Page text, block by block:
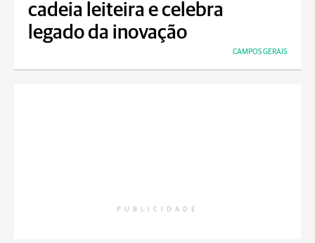
cadeia leiteira e celebra
legado da inovação
CAMPOS GERAIS
PUBLICIDADE